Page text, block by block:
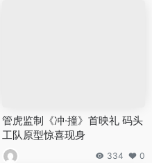
管虎监制《冲·撞》首映礼 码头
工队原型惊喜现身
334 0